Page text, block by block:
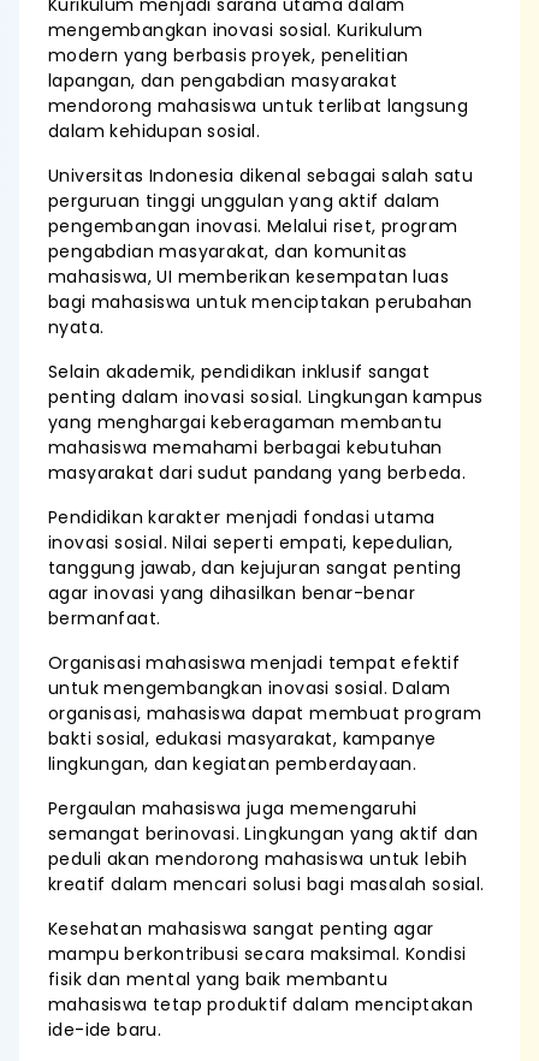
Kurikulum menjadi sarana utama dalam
mengembangkan inovasi sosial. Kurikulum
modern yang berbasis proyek, penelitian
lapangan, dan pengabdian masyarakat
mendorong mahasiswa untuk terlibat langsung
dalam kehidupan sosial.
Universitas Indonesia dikenal sebagai salah satu
perguruan tinggi unggulan yang aktif dalam
pengembangan inovasi. Melalui riset, program
pengabdian masyarakat, dan komunitas
mahasiswa, UI memberikan kesempatan luas
bagi mahasiswa untuk menciptakan perubahan
nyata.
Selain akademik, pendidikan inklusif sangat
penting dalam inovasi sosial. Lingkungan kampus
yang menghargai keberagaman membantu
mahasiswa memahami berbagai kebutuhan
masyarakat dari sudut pandang yang berbeda.
Pendidikan karakter menjadi fondasi utama
inovasi sosial. Nilai seperti empati, kepedulian,
tanggung jawab, dan kejujuran sangat penting
agar inovasi yang dihasilkan benar-benar
bermanfaat.
Organisasi mahasiswa menjadi tempat efektif
untuk mengembangkan inovasi sosial. Dalam
organisasi, mahasiswa dapat membuat program
bakti sosial, edukasi masyarakat, kampanye
lingkungan, dan kegiatan pemberdayaan.
Pergaulan mahasiswa juga memengaruhi
semangat berinovasi. Lingkungan yang aktif dan
peduli akan mendorong mahasiswa untuk lebih
kreatif dalam mencari solusi bagi masalah sosial.
Kesehatan mahasiswa sangat penting agar
mampu berkontribusi secara maksimal. Kondisi
fisik dan mental yang baik membantu
mahasiswa tetap produktif dalam menciptakan
ide-ide baru.